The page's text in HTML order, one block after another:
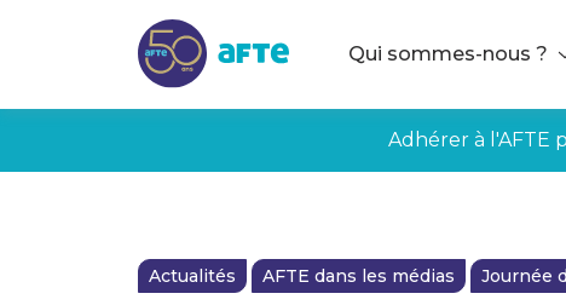
Qui sommes-nous ?
Adhérer à l'AFTE
Actualités AFTE dans les médias Journée